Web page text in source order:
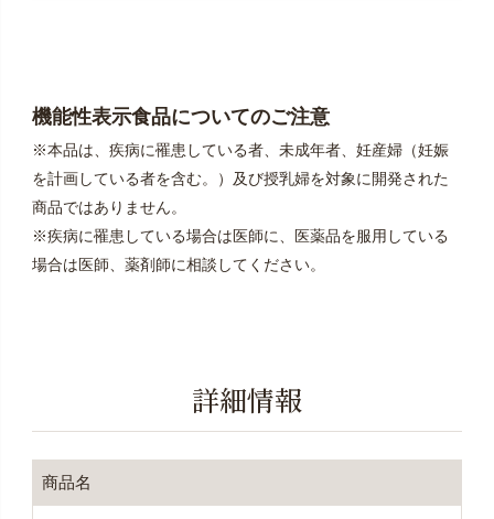
機能性表示食品についてのご注意
※本品は、疾病に罹患している者、未成年者、妊産婦（妊娠
を計画している者を含む。）及び授乳婦を対象に開発された
商品ではありません。
※疾病に罹患している場合は医師に、医薬品を服用している
場合は医師、薬剤師に相談してください。
詳細情報
商品名